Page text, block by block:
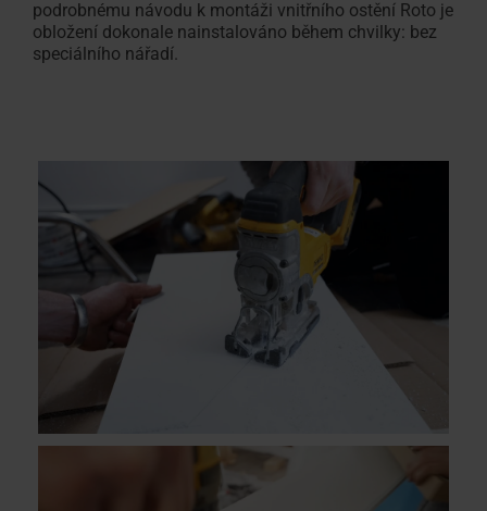
podrobnému návodu k montáži vnitřního ostění Roto je
obložení dokonale nainstalováno během chvilky: bez
speciálního nářadí.